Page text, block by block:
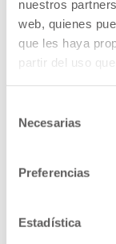
nuestros
web, quienes
que les haya
partir del uso
Necesarias
Preferencias
Estadística
Gerente de